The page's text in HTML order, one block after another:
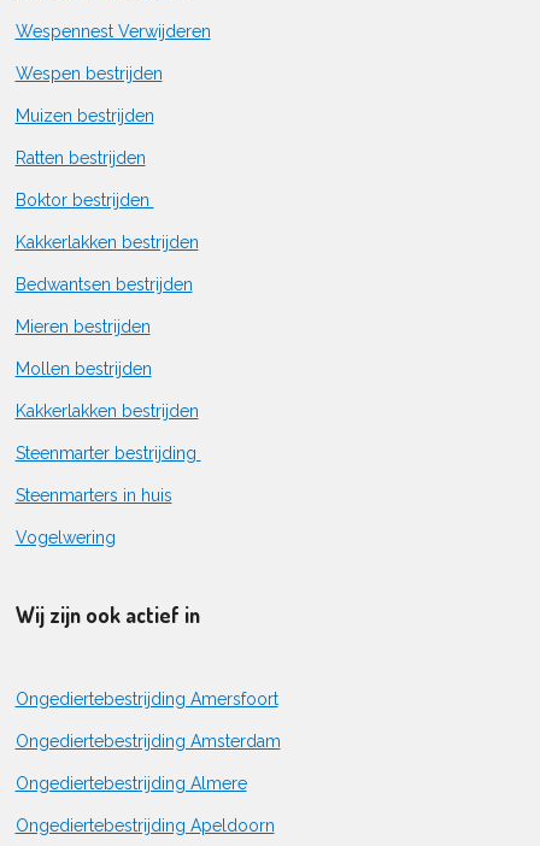
Wespennest Verwijderen
Wespen bestrijden
Muizen bestrijden
Ratten bestrijden
Boktor bestrijden
Kakkerlakken bestrijden
Bedwantsen bestrijden
Mieren bestrijden
Mollen bestrijden
Kakkerlakken bestrijden
Steenmarter bestrijding
Steenmarters in huis
Vogelwering
Wij zijn ook actief in
Ongediertebestrijding Amersfoort
Ongediertebestrijding Amsterdam
Ongediertebestrijding Almere
Ongediertebestrijding Apeldoorn